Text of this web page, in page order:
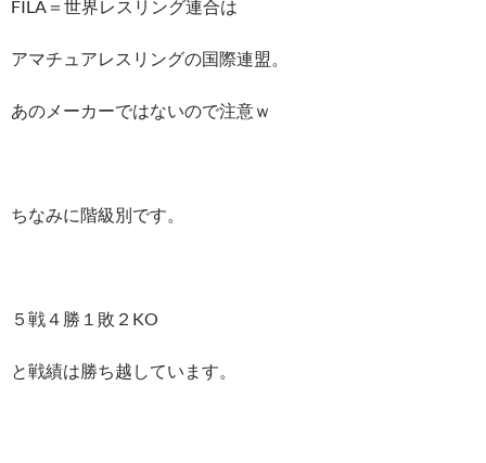
FILA＝世界レスリング連合は
アマチュアレスリングの国際連盟。
あのメーカーではないので注意ｗ
ちなみに階級別です。
５戦４勝１敗２KO
と戦績は勝ち越しています。